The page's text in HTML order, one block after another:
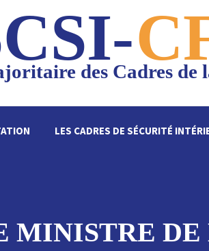
des Cadres de
LES CADRES DE SÉCURITÉ
MINISTRE